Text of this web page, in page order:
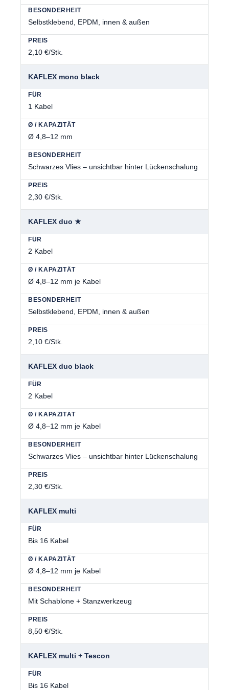
Selbstklebend, EPDM, innen & außen
2,10 €/Stk.
KAFLEX mono black
1 Kabel
Ø 4,8–12 mm
Schwarzes Vlies – unsichtbar hinter Lückenschalung
2,30 €/Stk.
KAFLEX duo ★
2 Kabel
Ø 4,8–12 mm je Kabel
Selbstklebend, EPDM, innen & außen
2,10 €/Stk.
KAFLEX duo black
2 Kabel
Ø 4,8–12 mm je Kabel
Schwarzes Vlies – unsichtbar hinter Lückenschalung
2,30 €/Stk.
KAFLEX multi
Bis 16 Kabel
Ø 4,8–12 mm je Kabel
Mit Schablone + Stanzwerkzeug
8,50 €/Stk.
KAFLEX multi + Tescon
Bis 16 Kabel